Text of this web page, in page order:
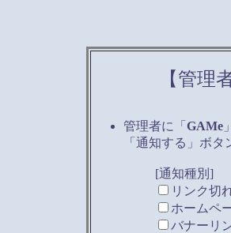
【管理
管理者に「 GAMe
「通知する」ボ
[通知種別]
リンク切
ホームペ
バナーリ